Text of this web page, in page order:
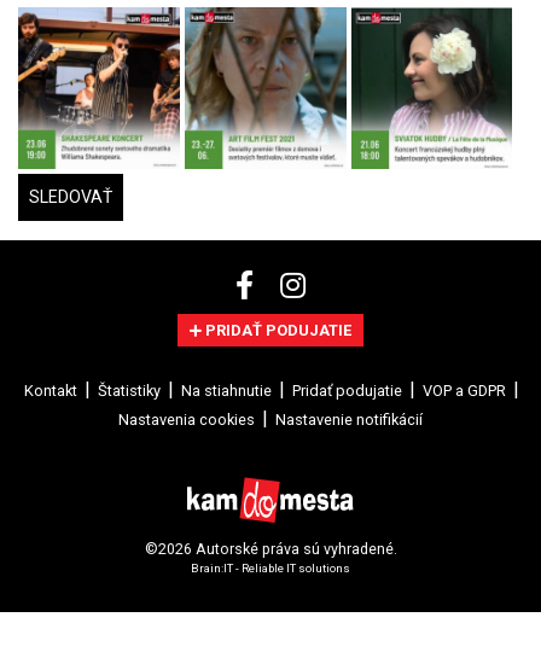
SLEDOVAŤ
PRIDAŤ PODUJATIE
Kontakt Štatistiky Na stiahnutie Pridať podujatie
VOP a GDPR
Nastavenia cookies
Nastavenie notifikácií
©2026 Autorské práva sú vyhradené.
Brain:IT - Reliable IT solutions